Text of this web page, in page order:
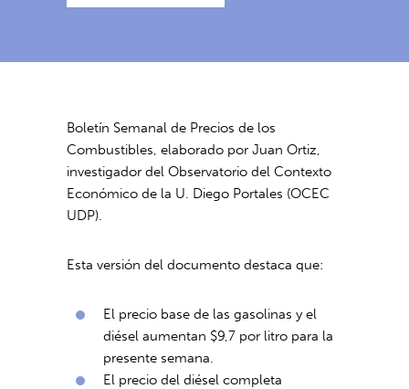
Boletín Semanal de Precios de los
Combustibles, elaborado por Juan Ortiz,
investigador del Observatorio del Contexto
Económico de la U. Diego Portales (OCEC
UDP).
Esta versión del documento destaca que:
El precio base de las gasolinas y el
diésel aumentan $9,7 por litro para la
presente semana.
El precio del diésel completa